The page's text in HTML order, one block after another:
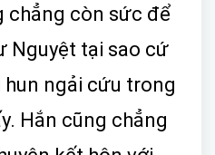
chẳng còn sức để
Nguyệt tại sao cứ
hun ngải cứu trong
Hắn cũng chẳng